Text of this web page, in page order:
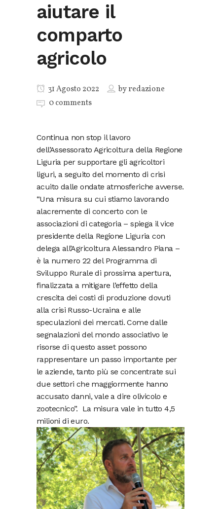
aiutare il
comparto
agricolo
31 Agosto 2022 byredazione
0 comments
Continua non stop il lavoro
dell’Assessorato Agricoltura della Regione
Liguria per supportare gli agricoltori
liguri, a seguito del momento di crisi
acuito dalle ondate atmosferiche avverse.
“Una misura su cui stiamo lavorando
alacremente di concerto con le
associazioni di categoria – spiega il vice
presidente della Regione Liguria con
delega all’Agricoltura Alessandro Piana –
è la numero 22 del Programma di
Sviluppo Rurale di prossima apertura,
finalizzata a mitigare l’effetto della
crescita dei costi di produzione dovuti
alla crisi Russo-Ucraina e alle
speculazioni dei mercati. Come dalle
segnalazioni del mondo associativo le
risorse di questo asset possono
rappresentare un passo importante per
le aziende, tanto più se concentrate sui
due settori che maggiormente hanno
accusato danni, vale a dire olivicolo e
zootecnico”. La misura vale in tutto 4,5
milioni di euro.